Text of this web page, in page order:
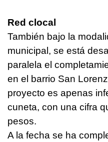
Red clocal
También bajo la
municipal, se está
paralela el
en el barrio San
proyecto es apenas
cuneta, con una cifra
pesos.
A la fecha se ha